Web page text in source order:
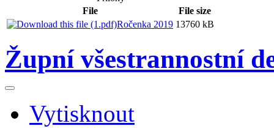
File
File size
Ročenka 2019 13760 kB
Župní všestrannostní
Vytisknout